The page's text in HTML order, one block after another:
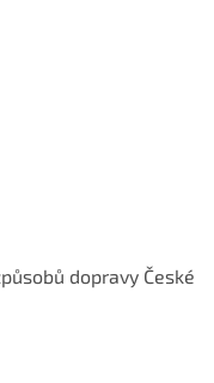
dopravy České